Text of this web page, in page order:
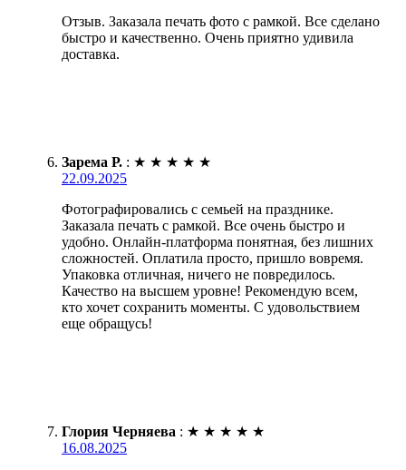
Отзыв. Заказала печать фото с рамкой. Все сделано
быстро и качественно. Очень приятно удивила
доставка.
Зарема Р. : ★ ★ ★ ★ ★
22.09.2025
Фотографировались с семьей на празднике.
Заказала печать с рамкой. Все очень быстро и
удобно. Онлайн-платформа понятная, без лишних
сложностей. Оплатила просто, пришло вовремя.
Упаковка отличная, ничего не повредилось.
Качество на высшем уровне! Рекомендую всем,
кто хочет сохранить моменты. С удовольствием
еще обращусь!
Глория Черняева : ★ ★ ★ ★ ★
16.08.2025